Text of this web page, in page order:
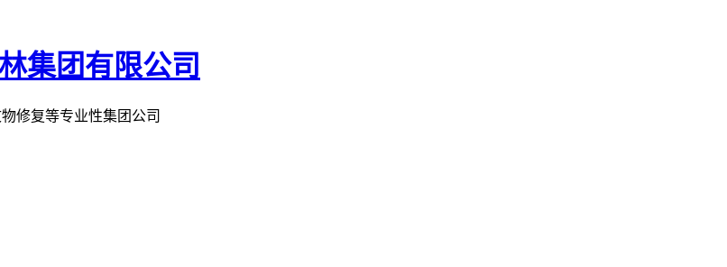
修复等专业性集团公司